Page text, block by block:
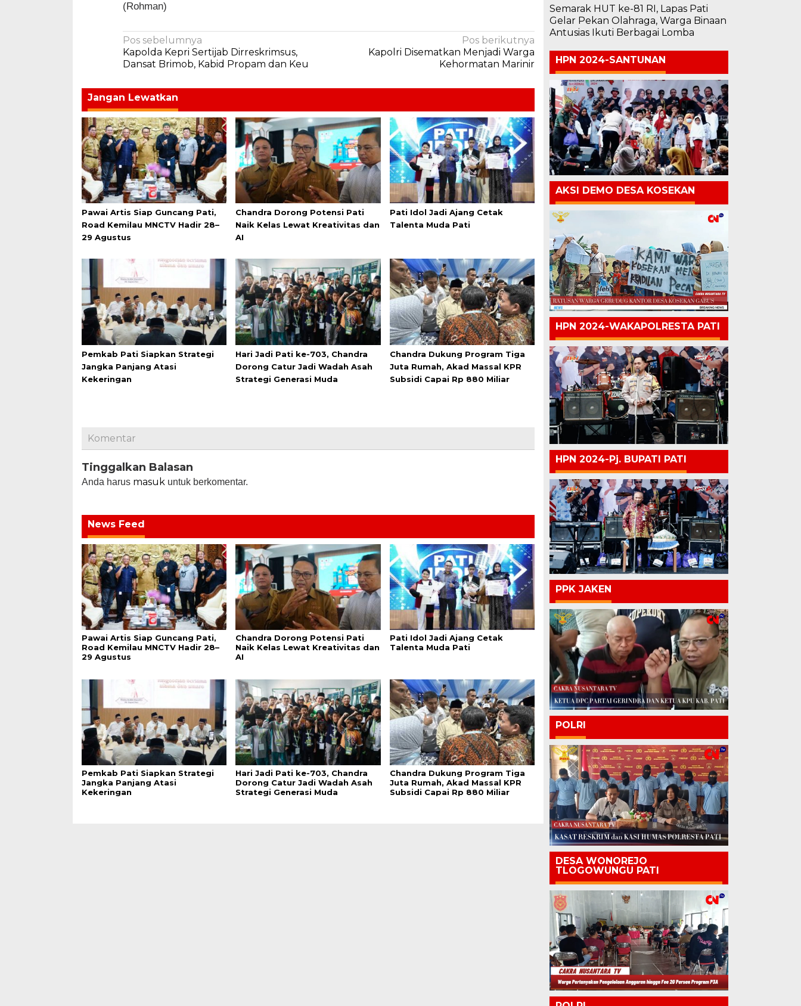
(Rohman)
Navigasi
pos
Pos sebelumnya
Kapolda Kepri Sertijab Dirreskrimsus,
Dansat Brimob, Kabid Propam dan Keu
Pos berikutnya
Kapolri Disematkan Menjadi Warga
Kehormatan Marinir
Jangan Lewatkan
Pawai Artis Siap Guncang Pati,
Road Kemilau MNCTV Hadir 28–
29 Agustus
Chandra Dorong Potensi Pati
Naik Kelas Lewat Kreativitas dan
AI
Pati Idol Jadi Ajang Cetak
Talenta Muda Pati
Pemkab Pati Siapkan Strategi
Jangka Panjang Atasi
Kekeringan
Hari Jadi Pati ke-703, Chandra
Dorong Catur Jadi Wadah Asah
Strategi Generasi Muda
Chandra Dukung Program Tiga
Juta Rumah, Akad Massal KPR
Subsidi Capai Rp 880 Miliar
Komentar
Tinggalkan Balasan
Anda harus masuk untuk berkomentar.
News Feed
Pawai Artis Siap Guncang Pati,
Road Kemilau MNCTV Hadir 28–
29 Agustus
Chandra Dorong Potensi Pati
Naik Kelas Lewat Kreativitas dan
AI
Pati Idol Jadi Ajang Cetak
Talenta Muda Pati
Pemkab Pati Siapkan Strategi
Jangka Panjang Atasi
Kekeringan
Hari Jadi Pati ke-703, Chandra
Dorong Catur Jadi Wadah Asah
Strategi Generasi Muda
Chandra Dukung Program Tiga
Juta Rumah, Akad Massal KPR
Subsidi Capai Rp 880 Miliar
Semarak HUT ke-81 RI, Lapas Pati
Gelar Pekan Olahraga, Warga Binaan
Antusias Ikuti Berbagai Lomba
HPN 2024-SANTUNAN
AKSI DEMO DESA KOSEKAN
HPN 2024-WAKAPOLRESTA PATI
HPN 2024-Pj. BUPATI PATI
PPK JAKEN
POLRI
DESA WONOREJO
TLOGOWUNGU PATI